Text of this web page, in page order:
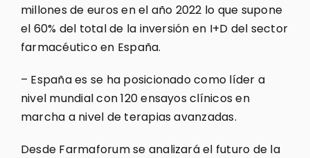
millones de euros en el año 2022 lo que supone
el 60% del total de la inversión en I+D del sector
farmacéutico en España.
– España es se ha posicionado como líder a
nivel mundial con 120 ensayos clínicos en
marcha a nivel de terapias avanzadas.
Desde Farmaforum se analizará el futuro de la